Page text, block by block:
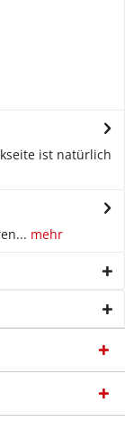
ist natürlich
mehr